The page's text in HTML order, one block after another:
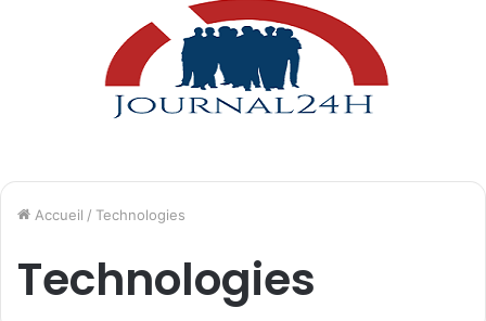
Accueil / Technologies
Technologies